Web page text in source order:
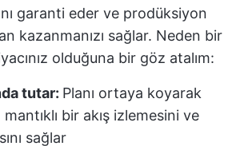
garanti eder ve prodüksiyon
kazanmanızı sağlar. Neden bir
olduğuna bir göz atalım:
tutar: Planı ortaya koyarak
bir akış izlemesini ve
sağlar